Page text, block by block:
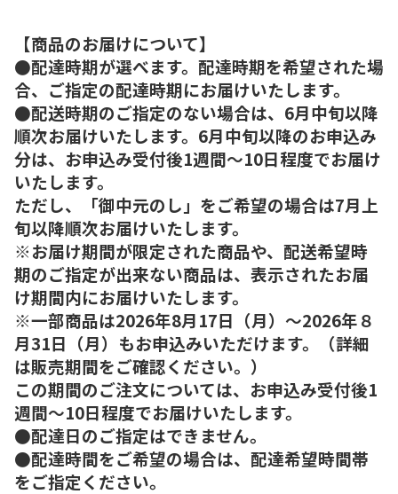
【商品のお届けについて】
●配達時期が選べます。配達時期を希望された場
合、ご指定の配達時期にお届けいたします。
●配送時期のご指定のない場合は、6月中旬以降
順次お届けいたします。6月中旬以降のお申込み
分は、お申込み受付後1週間～10日程度でお届け
いたします。
ただし、「御中元のし」をご希望の場合は7月上
旬以降順次お届けいたします。
※お届け期間が限定された商品や、配送希望時
期のご指定が出来ない商品は、表示されたお届
け期間内にお届けいたします。
※一部商品は2026年8月17日（月）～2026年８
月31日（月）もお申込みいただけます。（詳細
は販売期間をご確認ください。）
この期間のご注文については、お申込み受付後1
週間～10日程度でお届けいたします。
●配達日のご指定はできません。
●配達時間をご希望の場合は、配達希望時間帯
をご指定ください。